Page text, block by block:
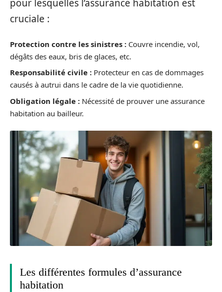
pour lesquelles l’assurance habitation est
cruciale :
Protection contre les sinistres : Couvre incendie, vol,
dégâts des eaux, bris de glaces, etc.
Responsabilité civile : Protecteur en cas de dommages
causés à autrui dans le cadre de la vie quotidienne.
Obligation légale : Nécessité de prouver une assurance
habitation au bailleur.
Les différentes formules d’assurance
habitation